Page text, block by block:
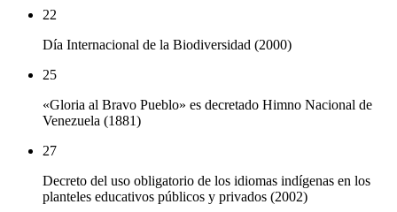
22
Día Internacional de la Biodiversidad (2000)
25
«Gloria al Bravo Pueblo» es decretado Himno Nacional de
Venezuela (1881)
27
Decreto del uso obligatorio de los idiomas indígenas en los
planteles educativos públicos y privados (2002)